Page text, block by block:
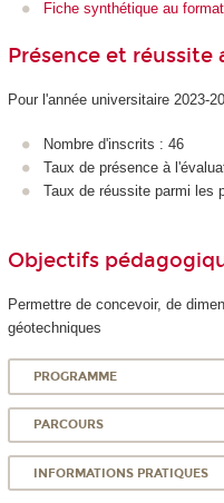
Fiche synthétique au
Présence et réussite
Pour l'année universitaire 2023-
Nombre d'inscrits : 46
Taux de présence à
Taux de réussite parmi les
Objectifs
Permettre de concevoir, de
géotechniques
PROGRAMME
PARCOURS
INFORMATIONS PRATIQUES